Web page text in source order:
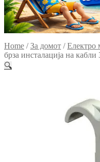
Home /За домот /Електро
брза инсталација на
🔍